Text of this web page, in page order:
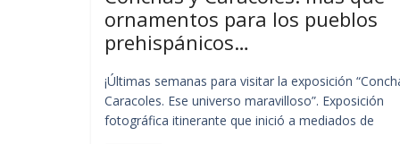
ornamentos para los pueblos
prehispánicos…
¡Últimas semanas para visitar la exposición
Caracoles. Ese universo maravilloso”. Exposición
fotográfica itinerante que inició a mediados de